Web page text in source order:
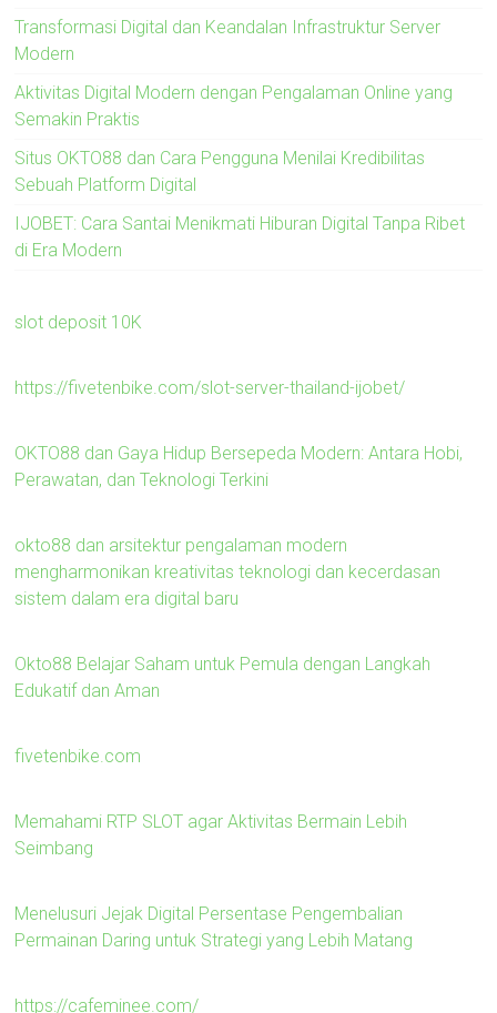
Transformasi Digital dan Keandalan Infrastruktur Server
Modern
Aktivitas Digital Modern dengan Pengalaman Online yang
Semakin Praktis
Situs OKTO88 dan Cara Pengguna Menilai Kredibilitas
Sebuah Platform Digital
IJOBET: Cara Santai Menikmati Hiburan Digital Tanpa Ribet
di Era Modern
slot deposit 10K
https://fivetenbike.com/slot-server-thailand-ijobet/
OKTO88 dan Gaya Hidup Bersepeda Modern: Antara Hobi,
Perawatan, dan Teknologi Terkini
okto88 dan arsitektur pengalaman modern
mengharmonikan kreativitas teknologi dan kecerdasan
sistem dalam era digital baru
Okto88 Belajar Saham untuk Pemula dengan Langkah
Edukatif dan Aman
fivetenbike.com
Memahami RTP SLOT agar Aktivitas Bermain Lebih
Seimbang
Menelusuri Jejak Digital Persentase Pengembalian
Permainan Daring untuk Strategi yang Lebih Matang
https://cafeminee.com/